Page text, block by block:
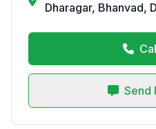
Dharagar, Bhanvad,
Send